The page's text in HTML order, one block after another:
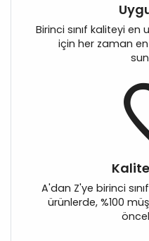
Birinci sınıf kaliteyi
için her zaman
A'dan Z'ye birinci
ürünlerde, %100